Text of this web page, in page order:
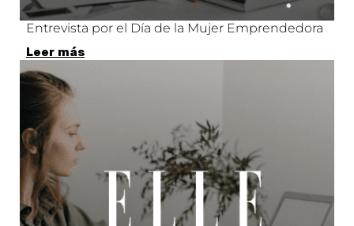
Entrevista por el Día de la Mujer Emprendedora
Leer más